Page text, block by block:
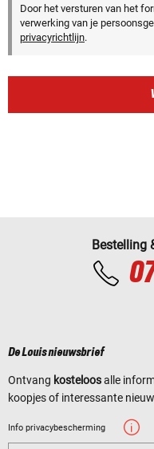
Door het versturen van het
verwerking van je
privacyrichtlijn.
Bestelling
De Louis nieuwsbrief
Ontvang kosteloosalle
koopjes of interessante
Info privacybescherming